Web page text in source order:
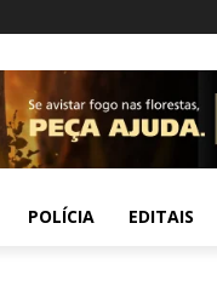
POLÍCIA EDITAIS